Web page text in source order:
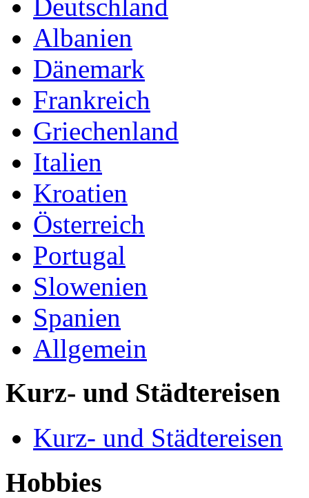
Deutschland
Albanien
Dänemark
Frankreich
Griechenland
Italien
Kroatien
Österreich
Portugal
Slowenien
Spanien
Allgemein
Kurz- und Städtereisen
Kurz- und Städtereisen
Hobbies